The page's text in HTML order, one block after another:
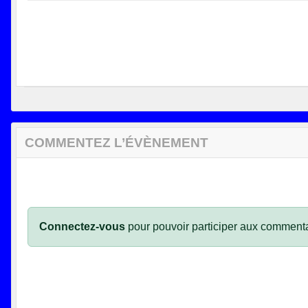
COMMENTEZ L’ÉVÈNEMENT
Connectez-vous pour pouvoir participer aux